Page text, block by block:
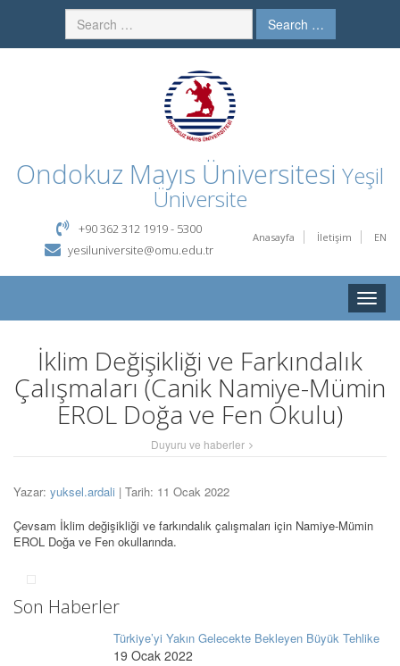
Search …
Ondokuz Mayıs Üniversitesi Yeşil
Üniversite
Anasayfa İletişim EN
+90 362 312 1919 - 5300
yesiluniversite@omu.edu.tr
Toggle
İklim Değişikliği ve Farkındalık
Çalışmaları (Canik Namiye-Mümin
EROL Doğa ve Fen Okulu)
Duyuru ve haberler
Yazar: yuksel.ardali | Tarih: 11 Ocak 2022
Çevsam İklim değişikliği ve farkındalık çalışmaları için Namiye-Mümin
EROL Doğa ve Fen okullarında.
Son Haberler
Türkiye’yi Yakın Gelecekte Bekleyen Büyük Tehlike
19 Ocak 2022